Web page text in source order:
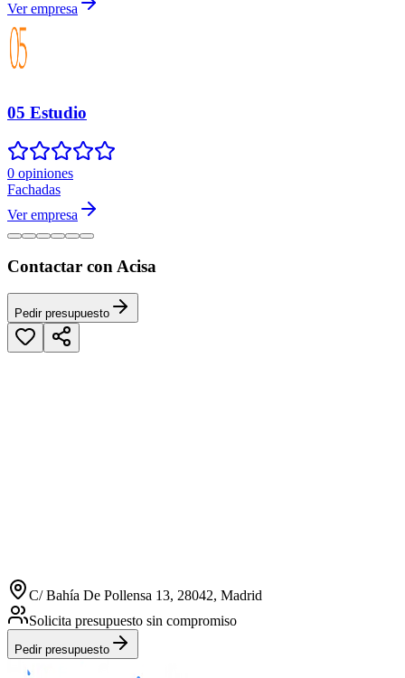
Ver empresa
05 Estudio
0 opiniones
Fachadas
Ver empresa
Contactar con Acisa
Pedir presupuesto
C/ Bahía De Pollensa 13, 28042, Madrid
Solicita presupuesto sin compromiso
Pedir presupuesto